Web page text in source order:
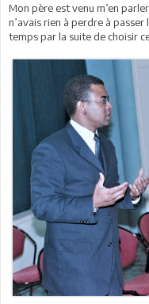
Mon père est venu m’en
n’avais rien à perdre à
temps par la suite de choisir